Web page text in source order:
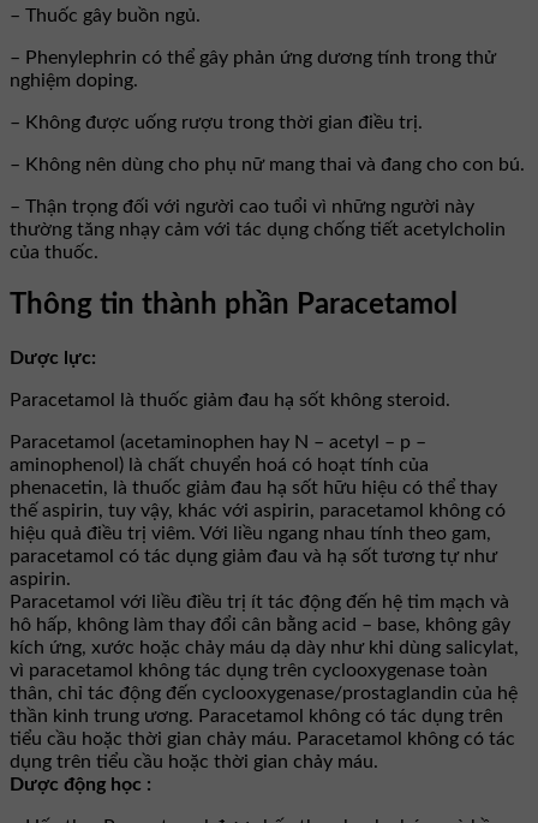
– Thuốc gây buồn ngủ.
– Phenylephrin có thể gây phản ứng dương tính trong thử
nghiệm doping.
– Không được uống rượu trong thời gian điều trị.
– Không nên dùng cho phụ nữ mang thai và đang cho con bú.
– Thận trọng đối với người cao tuổi vì những người này
thường tăng nhạy cảm với tác dụng chống tiết acetylcholin
của thuốc.
Thông tin thành phần Paracetamol
Dược lực:
Paracetamol là thuốc giảm đau hạ sốt không steroid.
Paracetamol (acetaminophen hay N – acetyl – p –
aminophenol) là chất chuyển hoá có hoạt tính của
phenacetin, là thuốc giảm đau hạ sốt hữu hiệu có thể thay
thế aspirin, tuy vậy, khác với aspirin, paracetamol không có
hiệu quả điều trị viêm. Với liều ngang nhau tính theo gam,
paracetamol có tác dụng giảm đau và hạ sốt tương tự như
aspirin.
Paracetamol với liều điều trị ít tác động đến hệ tim mạch và
hô hấp, không làm thay đổi cân bằng acid – base, không gây
kích ứng, xước hoặc chảy máu dạ dày như khi dùng salicylat,
vì paracetamol không tác dụng trên cyclooxygenase toàn
thân, chỉ tác động đến cyclooxygenase/prostaglandin của hệ
thần kinh trung ương. Paracetamol không có tác dụng trên
tiểu cầu hoặc thời gian chảy máu. Paracetamol không có tác
dụng trên tiểu cầu hoặc thời gian chảy máu.
Dược động học :